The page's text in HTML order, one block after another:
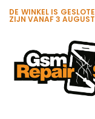
DE WINKEL IS
ZIJN VANAF 3